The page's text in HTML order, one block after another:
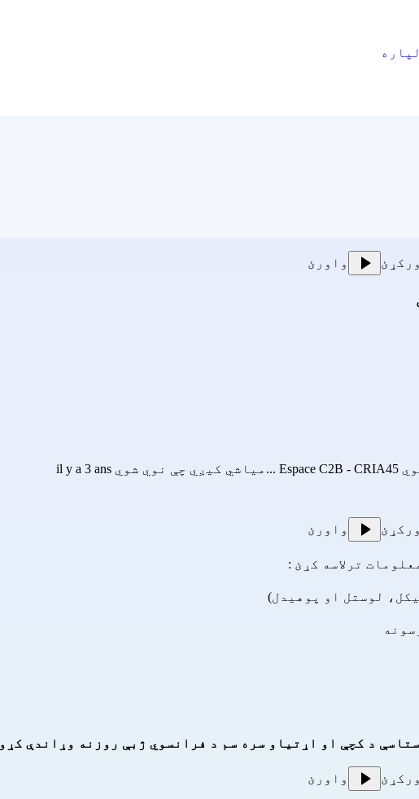
واورئ
Espace C2B - CRIA45 ...میاشي کیږي چې نوي شوي il y a 3 ans
واورئ
ترلاسه کړئ :
لوستل او پوهیدل)
ستاسې د کچې او اړتیاو سره سم د فرانسوي ژبې روزنه وړاندې کړو
واورئ